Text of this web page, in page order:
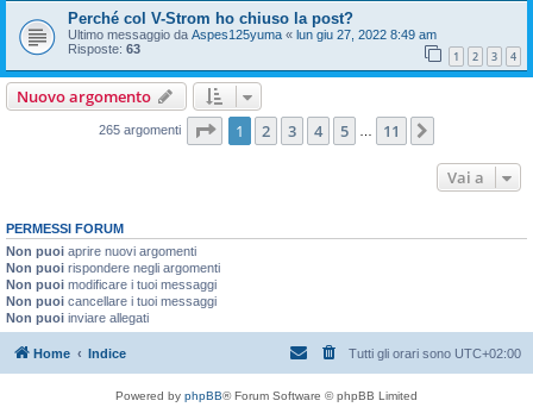
Perché col V-Strom ho chiuso la post?
Ultimo messaggio da Aspes125yuma « lun giu 27, 2022 8:49 am
Risposte: 63 1 2 3 4
Nuovo argomento
265 argomenti Pagina di 11
1 2 3 4 5 11
Vai a
PERMESSI FORUM
Non puoi aprire nuovi argomenti
Non puoi rispondere negli argomenti
Non puoi modificare i tuoi messaggi
Non puoi cancellare i tuoi messaggi
Non puoi inviare allegati
Home Indice Tutti gli orari sono UTC+02:00
Powered by phpBB® Forum Software © phpBB Limited